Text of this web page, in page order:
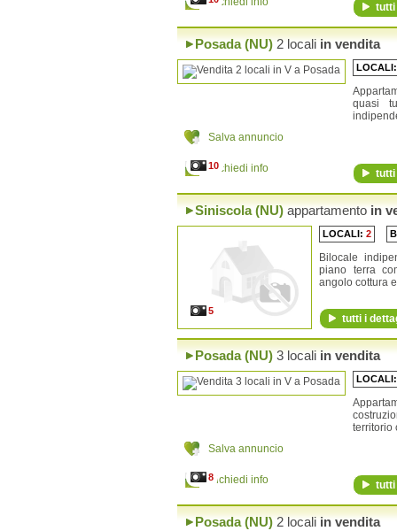
tutti
Posada (NU) 2 locali in vendita
quasi
10
tutti
Salva annuncio
Richiedi info
Siniscola (NU) appartamento in
LOCALI: 2
Bilocale
piano terra
angolo cottura
5
tutti i
Posada (NU) 3 locali in vendita
territorio
8
tutti
Salva annuncio
Richiedi info
Posada (NU) 2 locali in vendita